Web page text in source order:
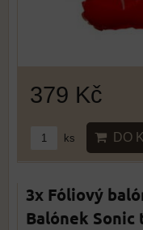
379 Kč
ks DO
3x Fóliový
Balónek Sonic